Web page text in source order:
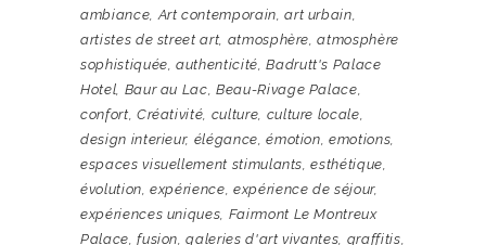
ambiance,Art contemporain,art urbain,
artistes de street art, atmosphère,atmosphère
sophistiquée,authenticité,Badrutt's Palace
Hotel, Baur au Lac,Beau-Rivage Palace,
confort, Créativité, culture, culture locale,
design interieur, élégance,émotion,emotions,
espaces visuellement stimulants,esthétique,
évolution,expérience, expérience de séjour,
expériences uniques, Fairmont Le Montreux
Palace,fusion,galeries d'art vivantes, graffitis,